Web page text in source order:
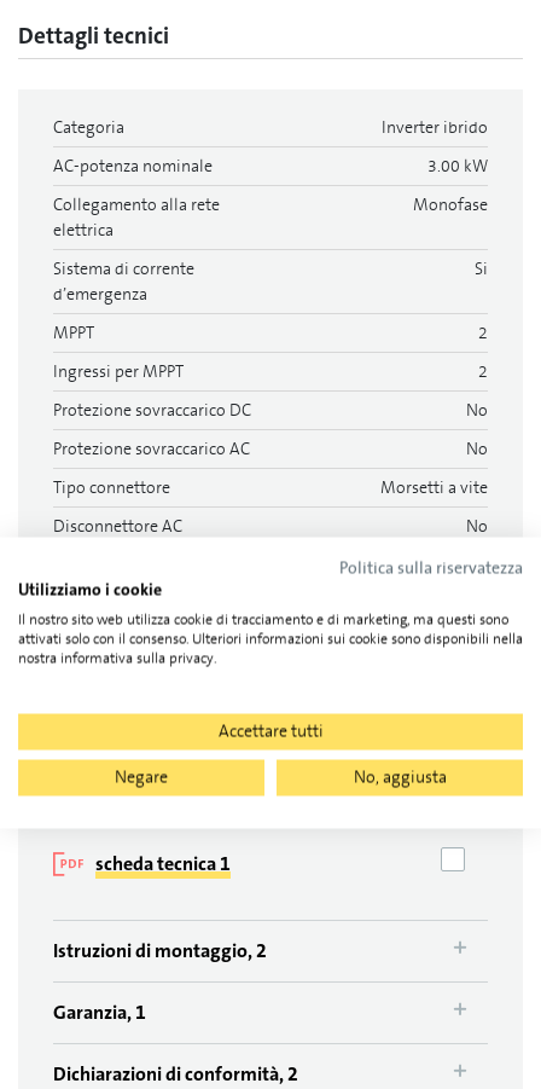
Dettagli tecnici
Categoria
Inverter ibrido
AC-potenza nominale
3.00 kW
Collegamento alla rete
elettrica
Monofase
Sistema di corrente
d’emergenza
Si
MPPT
2
Ingressi per MPPT
2
Protezione sovraccarico DC
No
Protezione sovraccarico AC
No
Tipo connettore
Morsetti a vite
Disconnettore AC
No
Documenti
Schede dati, 1
scheda tecnica 1
Istruzioni di montaggio, 2
Garanzia, 1
Dichiarazioni di conformità, 2
Politica sulla riservatezza
Utilizziamo i cookie
Il nostro sito web utilizza cookie di tracciamento e di marketing, ma questi sono
attivati solo con il consenso. Ulteriori informazioni sui cookie sono disponibili nella
nostra informativa sulla privacy.
Accettare tutti
Negare
No, aggiusta